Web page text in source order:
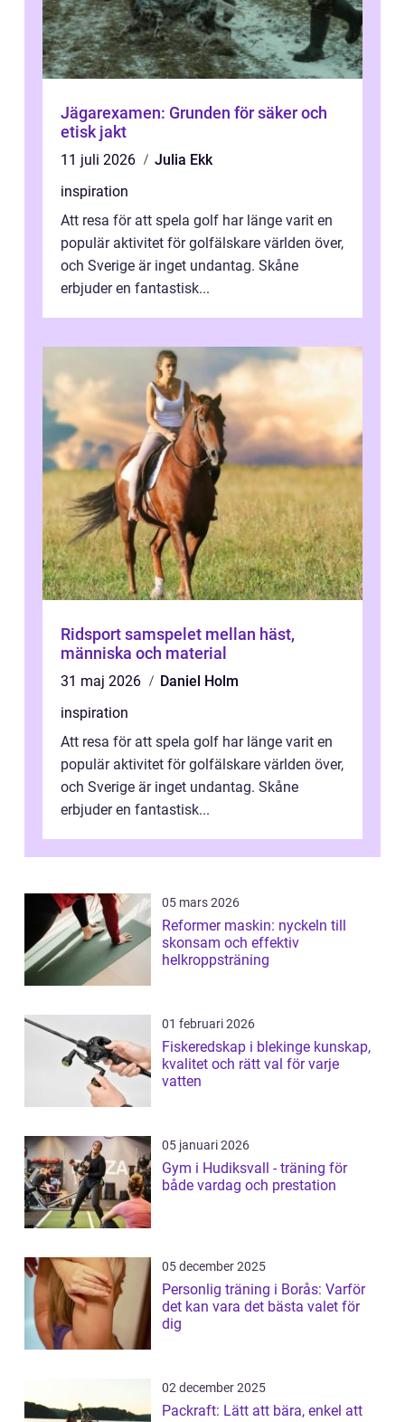
Jägarexamen: Grunden för säker och
etisk jakt
11 juli 2026
Julia Ekk
inspiration
Att resa för att spela golf har länge varit en
populär aktivitet för golfälskare världen över,
och Sverige är inget undantag. Skåne
erbjuder en fantastisk...
Ridsport samspelet mellan häst,
människa och material
31 maj 2026
Daniel Holm
inspiration
Att resa för att spela golf har länge varit en
populär aktivitet för golfälskare världen över,
och Sverige är inget undantag. Skåne
erbjuder en fantastisk...
05 mars 2026
Reformer maskin: nyckeln till
skonsam och effektiv
helkroppsträning
01 februari 2026
Fiskeredskap i blekinge kunskap,
kvalitet och rätt val för varje
vatten
05 januari 2026
Gym i Hudiksvall - träning för
både vardag och prestation
05 december 2025
Personlig träning i Borås: Varför
det kan vara det bästa valet för
dig
02 december 2025
Packraft: Lätt att bära, enkel att